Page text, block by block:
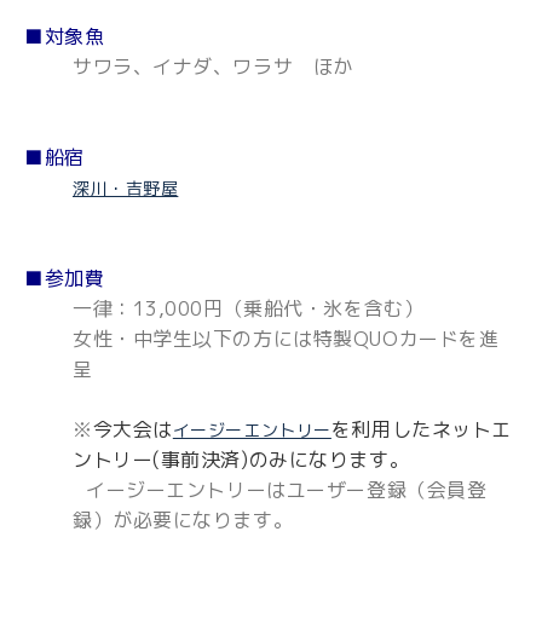
■対象魚
サワラ、イナダ、ワラサ ほか
■船宿
深川・吉野屋
■参加費
一律：13,000円（乗船代・氷を含む）
女性・中学生以下の方には特製QUOカードを進
呈
※今大会はイージーエントリーを利用したネットエ
ントリー(事前決済)のみになります。
イージーエントリーはユーザー登録（会員登
録）が必要になります。